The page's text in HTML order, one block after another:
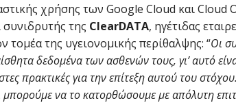
χρήσης των Google Cloud και Cloud
συνιδρυτής της ClearDATA, ηγέτιδας
τομέα της υγειονομικής περίθαλψης: “Οι
δεδομένα των ασθενών τους, γι’ αυτό
πρακτικές για την επίτεξη αυτού του
μπορούμε να το κατορθώσουμε με απόλυτη